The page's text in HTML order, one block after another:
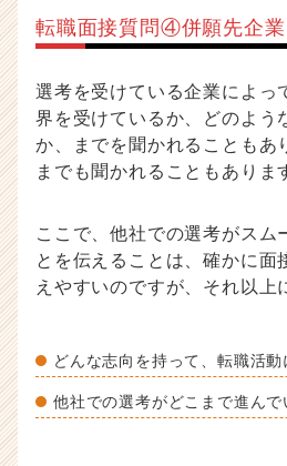
転職面接質問④併願先企
選考を受けている企業によっ
界を受けているか、どのよう
か、までを聞かれることもあ
までも聞かれることもありま
ここで、他社での選考がスム
とを伝えることは、確かに面
えやすいのですが、それ以上
どんな志向を持って、転職活
他社での選考がどこまで進んで